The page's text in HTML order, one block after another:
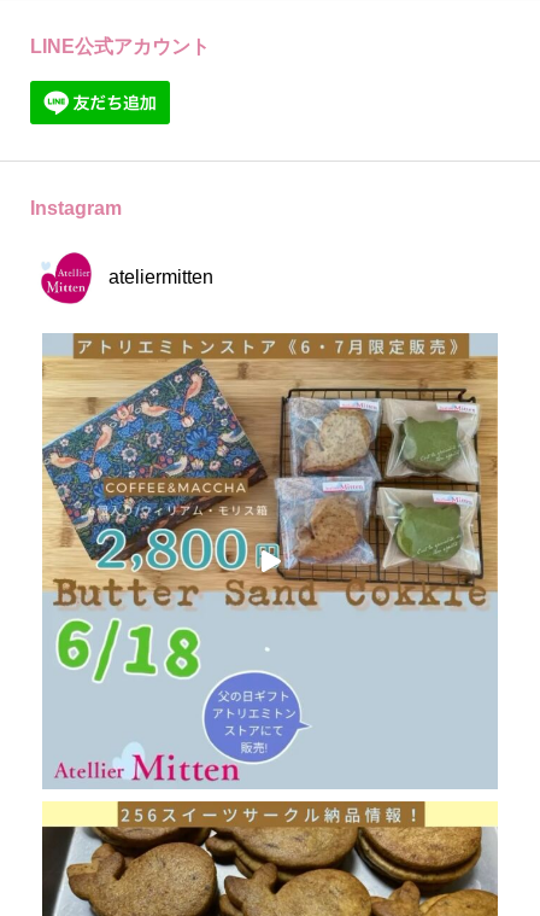
LINE公式アカウント
Instagram
ateliermitten